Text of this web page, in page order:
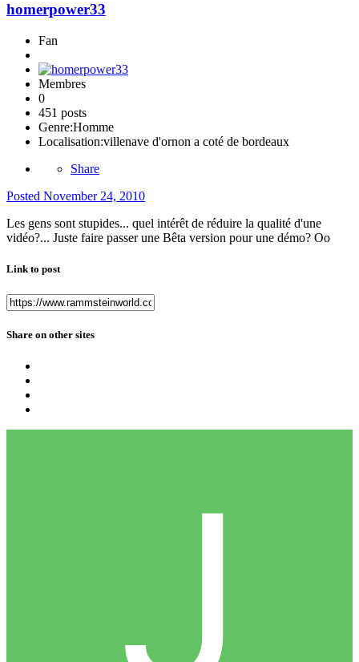
homerpower33
Fan
Membres
0
451 posts
Genre:Homme
Localisation:villenave d'ornon a coté de bordeaux
Share
Posted November 24, 2010
Les gens sont stupides... quel intérêt de réduire la qualité d'une
vidéo?... Juste faire passer une Bêta version pour une démo? Oo
Link to post
Share on other sites